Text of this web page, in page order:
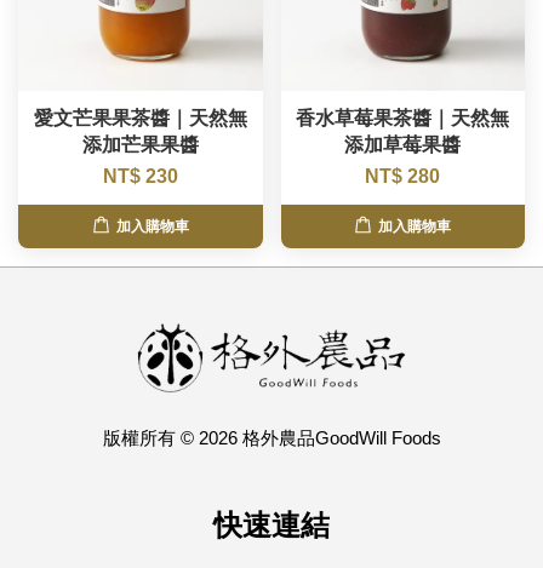
愛文芒果果茶醬｜天然無
添加芒果果醬
NT$ 230
加入購物車
香水草莓果茶醬｜天然無
添加草莓果醬
NT$ 280
加入購物車
版權所有 © 2026 格外農品GoodWill Foods
快速連結